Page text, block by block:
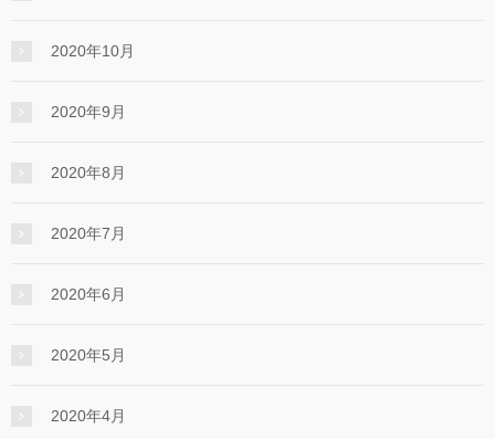
2020年10月
2020年9月
2020年8月
2020年7月
2020年6月
2020年5月
2020年4月